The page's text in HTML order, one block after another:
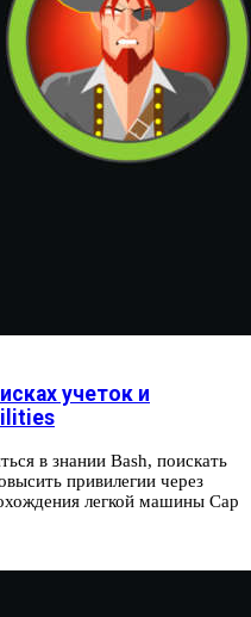
учеток и
в знании Bash, поискать
привилегии через
легкой машины Cap